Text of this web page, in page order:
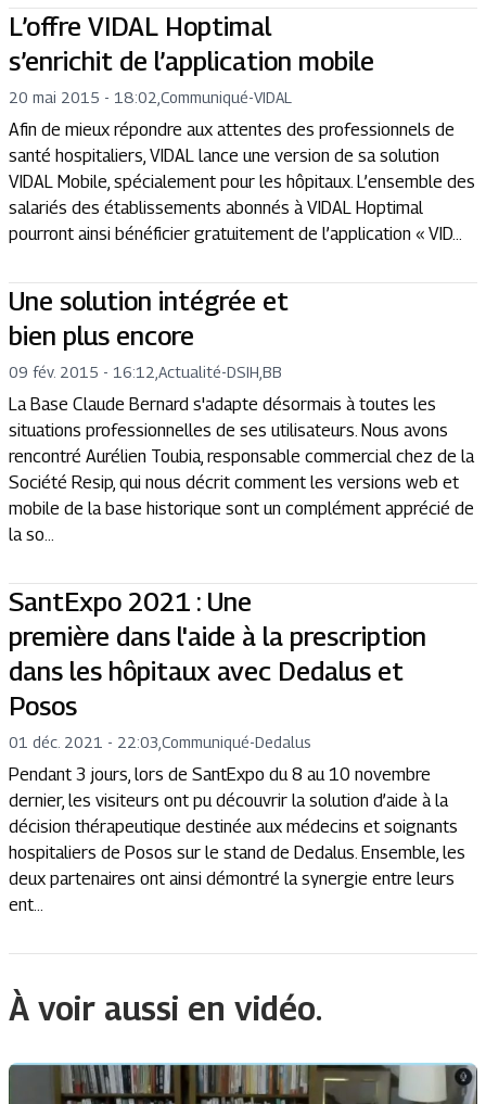
L’offre VIDAL Hoptimal
s’enrichit de l’application mobile
20 mai 2015 - 18:02 Communiqué-VIDAL
Afin de mieux répondre aux attentes des professionnels de
santé hospitaliers, VIDAL lance une version de sa solution
VIDAL Mobile, spécialement pour les hôpitaux. L’ensemble des
salariés des établissements abonnés à VIDAL Hoptimal
pourront ainsi bénéficier gratuitement de l’application « VID...
Une solution intégrée et
bien plus encore
09 fév. 2015 - 16:12 Actualité-DSIH,BB
La Base Claude Bernard s'adapte désormais à toutes les
situations professionnelles de ses utilisateurs. Nous avons
rencontré Aurélien Toubia, responsable commercial chez de la
Société Resip, qui nous décrit comment les versions web et
mobile de la base historique sont un complément apprécié de
la so...
SantExpo 2021 : Une
première dans l'aide à la prescription
dans les hôpitaux avec Dedalus et
Posos
01 déc. 2021 - 22:03 Communiqué-Dedalus
Pendant 3 jours, lors de SantExpo du 8 au 10 novembre
dernier, les visiteurs ont pu découvrir la solution d’aide à la
décision thérapeutique destinée aux médecins et soignants
hospitaliers de Posos sur le stand de Dedalus. Ensemble, les
deux partenaires ont ainsi démontré la synergie entre leurs
ent...
À voir aussi en vidéo.